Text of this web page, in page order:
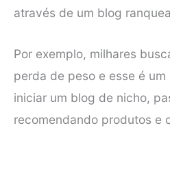
através de um blog
Por exemplo, milhares
perda de peso e esse é
iniciar um blog de nicho,
recomendando produtos e